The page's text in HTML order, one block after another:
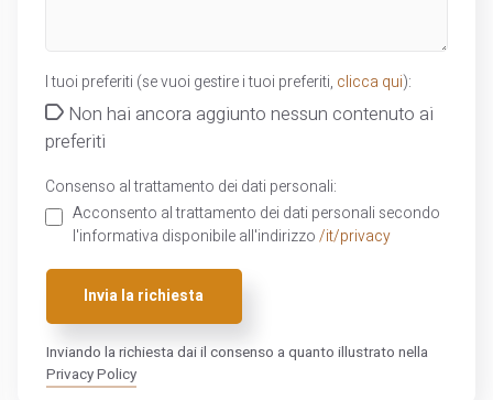
I tuoi preferiti (se vuoi gestire i tuoi preferiti, clicca qui):
Non hai ancora aggiunto nessun contenuto ai
preferiti
Consenso al trattamento dei dati personali:
Acconsento al trattamento dei dati personali secondo
l'informativa disponibile all'indirizzo /it/privacy
Invia la richiesta
Inviando la richiesta dai il consenso a quanto illustrato nella
Privacy Policy